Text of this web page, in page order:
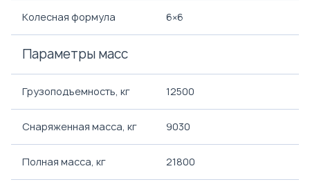
Колесная формула 6×6
Параметры масс
Грузоподъемность, кг 12500
Снаряженная масса, кг 9030
Полная масса, кг 21800